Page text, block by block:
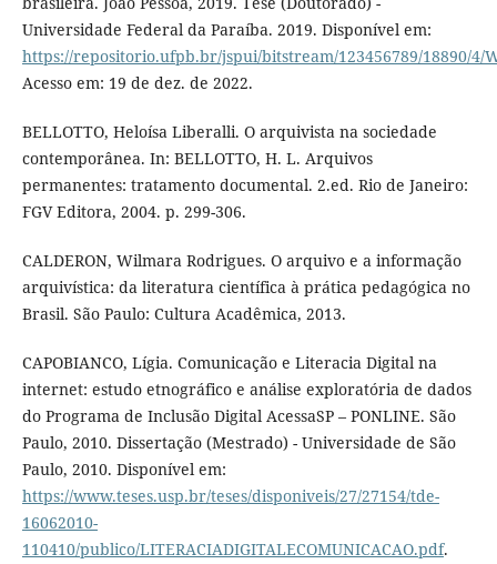
Universidade Federal da Paraíba. 2019. Disponível em:
https://repositorio.ufpb.br/jspui/bitstream/123456789/18890/4/
Acesso em: 19 de dez. de 2022.
BELLOTTO, Heloísa Liberalli. O arquivista na sociedade
contemporânea. In: BELLOTTO, H. L. Arquivos
permanentes: tratamento documental. 2.ed. Rio de Janeiro:
FGV Editora, 2004. p. 299-306.
CALDERON, Wilmara Rodrigues. O arquivo e a informação
arquivística: da literatura científica à prática pedagógica no
Brasil. São Paulo: Cultura Acadêmica, 2013.
CAPOBIANCO, Lígia. Comunicação e Literacia Digital na
internet: estudo etnográfico e análise exploratória de dados
do Programa de Inclusão Digital AcessaSP – PONLINE. São
Paulo, 2010. Dissertação (Mestrado) - Universidade de São
Paulo, 2010. Disponível em:
https://www.teses.usp.br/teses/disponiveis/27/27154/tde-
16062010-
110410/publico/LITERACIADIGITALECOMUNICACAO.pdf.